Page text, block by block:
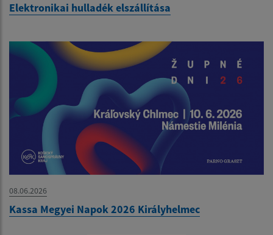
Elektronikai hulladék elszállítása
08.06.2026
Kassa Megyei Napok 2026 Királyhelmec